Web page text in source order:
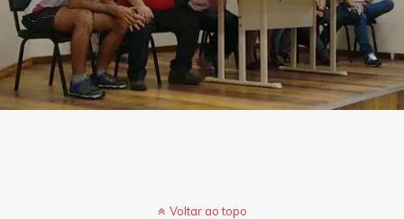
Voltar ao topo